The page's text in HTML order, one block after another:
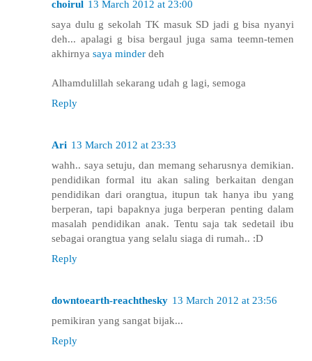
choirul 13 March 2012 at 23:00
saya dulu g sekolah TK masuk SD jadi g bisa nyanyi
deh... apalagi g bisa bergaul juga sama teemn-temen
akhirnya saya minder deh
Alhamdulillah sekarang udah g lagi, semoga
Reply
Ari 13 March 2012 at 23:33
wahh.. saya setuju, dan memang seharusnya demikian.
pendidikan formal itu akan saling berkaitan dengan
pendidikan dari orangtua, itupun tak hanya ibu yang
berperan, tapi bapaknya juga berperan penting dalam
masalah pendidikan anak. Tentu saja tak sedetail ibu
sebagai orangtua yang selalu siaga di rumah.. :D
Reply
downtoearth-reachthesky 13 March 2012 at 23:56
pemikiran yang sangat bijak...
Reply